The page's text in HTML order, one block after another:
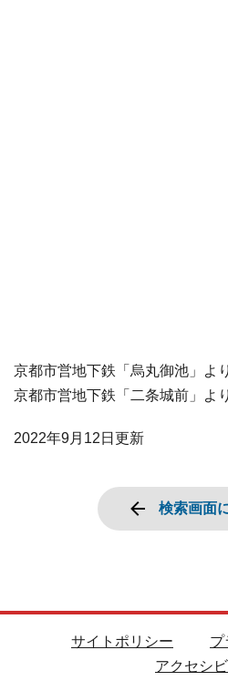
京都市営地下鉄「烏丸御池」よ
京都市営地下鉄「二条城前」よ
2022年9月12日 更新
検索画面
サイトポリシー
プ
アクセシ